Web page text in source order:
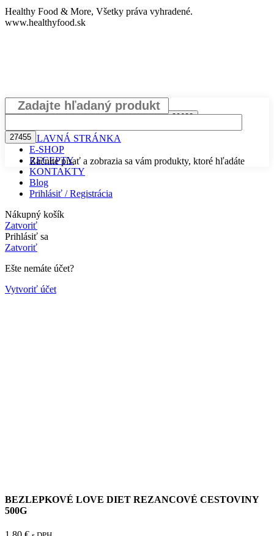
Healthy Food & More, Všetky práva vyhradené.
www.healthyfood.sk
Začnite písať a zobrazia sa vám produkty, ktoré hľadáte
Search
HLAVNÁ STRÁNKA
E-SHOP
RECEPTY
KONTAKTY
Blog
Prihlásiť / Registrácia
Nákupný košík
Zatvoriť
Prihlásiť sa
Zatvoriť
Ešte nemáte účet?
Vytvoriť účet
BEZLEPKOVÉ LOVE DIET REZANCOVÉ CESTOVINY
500G